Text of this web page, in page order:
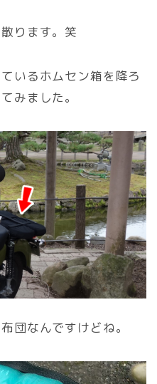
ります。笑
いるホムセン箱を降ろ
みました。
団なんですけどね。